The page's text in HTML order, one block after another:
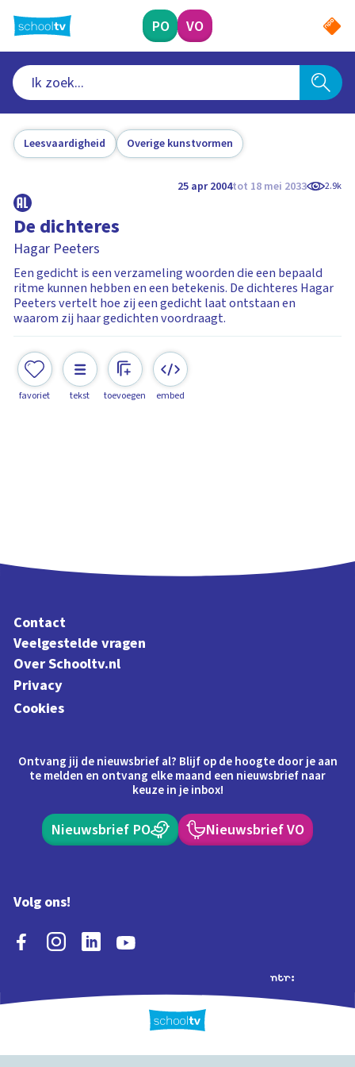
naar
hoofdinhoud
PO VO
Leesvaardigheid Overige kunstvormen
25 apr 2004tot 18 mei 2033 2.9k
De dichteres
Hagar Peeters
Een gedicht is een verzameling woorden die een bepaald
ritme kunnen hebben en een betekenis. De dichteres Hagar
Peeters vertelt hoe zij een gedicht laat ontstaan en
waarom zij haar gedichten voordraagt.
favoriet tekst toevoegen embed
Contact
Veelgestelde vragen
Over Schooltv.nl
Privacy
Cookies
Ontvang jij de nieuwsbrief al? Blijf op de hoogte door je aan
te melden en ontvang elke maand een nieuwsbrief naar
keuze in je inbox!
Nieuwsbrief PO Nieuwsbrief VO
Volg ons!